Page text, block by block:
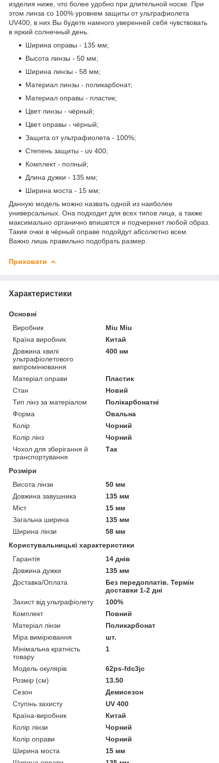
изделия ниже, что более удобно при длительной носке. При
этом линза со 100% уровнем защиты от ультрафиолета
UV400, в них Вы будете намного уверенней себя чувствовать
в яркий солнечный день.
Ширина оправы - 135 мм;
Высота линзы - 50 мм;
Ширина линзы - 58 мм;
Материал линзы - поликарбонат;
Материал оправы - пластик;
Цвет линзы - чёрный;
Цвет оправы - чёрный;
Защита от ультрафиолета - 100%;
Степень защиты - uv 400;
Комплект - полный;
Длина дужки - 135 мм;
Ширина моста - 15 мм;
Данную модель можно назвать одной из наиболее
универсальных. Она подходит для всех типов лица, а также
максимально органично впишется и подчеркнет любой образ.
Такие очки в чёрный оправе подойдут абсолютно всем.
Важно лишь правильно подобрать размер.
Приховати
Характеристики
Основні
Виробник
Miu Miu
Країна виробник
Китай
Довжина хвилі
ультрафіолетового
випромінювання
400 нм
Матеріал оправи
Пластик
Стан
Новий
Тип лінз за матеріалом
Полікарбонатні
Форма
Овальна
Колір
Чорний
Колір лінз
Чорний
Чохол для зберігання й
транспортування
Так
Розміри
Висота лінзи
50 мм
Довжина завушника
135 мм
Міст
15 мм
Загальна ширина
135 мм
Ширина лінзи
58 мм
Користувальницькі характеристики
Гарантія
14 днів
Довжина дужки
135 мм
Доставка/Оплата
Без передоплатів. Термін
доставки 1-2 дні
Захист від ультрафіолету
100%
Комплект
Повний
Матеріал лінзи
Поликарбонат
Міра вимірювання
шт.
Мінімальна кратність
товару
1
Модель окулярів
62ps-fdc3jc
Розмір (см)
13.50
Сезон
Демисезон
Ступінь захисту
UV 400
Країна-виробник
Китай
Колір лінзи
Чорний
Колір оправи
Чорний
Ширина моста
15 мм